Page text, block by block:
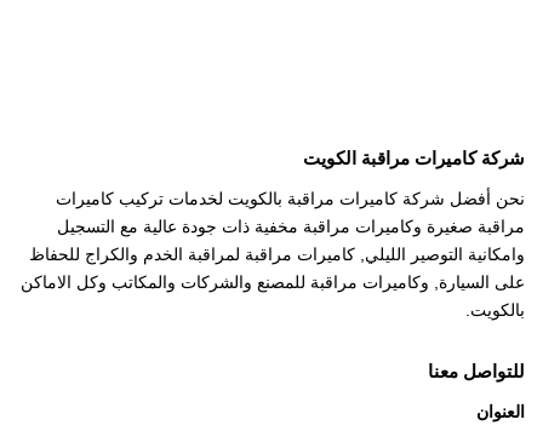
شركة كاميرات مراقبة الكويت
نحن أفضل شركة كاميرات مراقبة بالكويت لخدمات تركيب كاميرات
مراقبة صغيرة وكاميرات مراقبة مخفية ذات جودة عالية مع التسجيل
وامكانية التوصير الليلي, كاميرات مراقبة لمراقبة الخدم والكراج للحفاظ
على السيارة, وكاميرات مراقبة للمصنع والشركات والمكاتب وكل الاماكن
بالكويت.
للتواصل معنا
العنوان